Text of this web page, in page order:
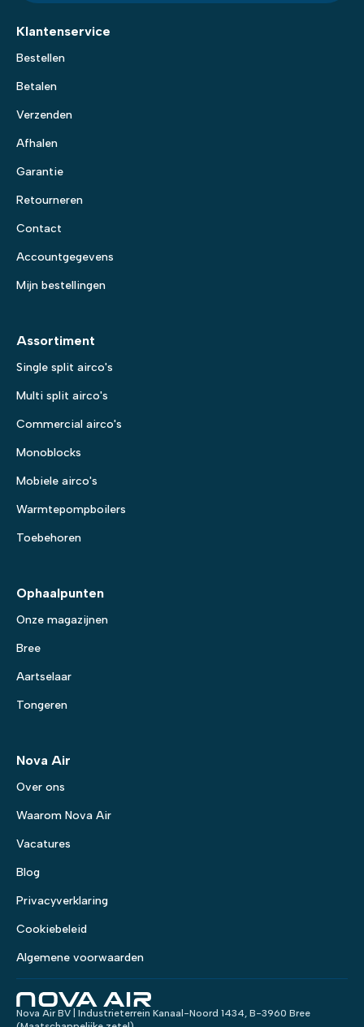
Klantenservice
Bestellen
Betalen
Verzenden
Afhalen
Garantie
Retourneren
Contact
Accountgegevens
Mijn bestellingen
Assortiment
Single split airco's
Multi split airco's
Commercial airco's
Monoblocks
Mobiele airco's
Warmtepompboilers
Toebehoren
Ophaalpunten
Onze magazijnen
Bree
Aartselaar
Tongeren
Nova Air
Over ons
Waarom Nova Air
Vacatures
Blog
Privacyverklaring
Cookiebeleid
Algemene voorwaarden
Nova Air BV | Industrieterrein Kanaal-Noord 1434, B-3960 Bree